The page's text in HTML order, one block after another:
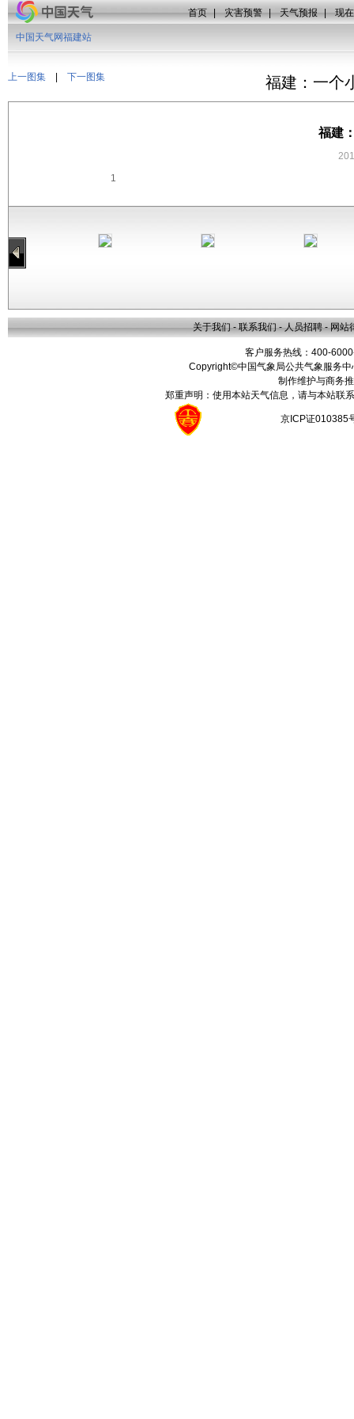
首页 | 灾害预警 | 天气预报 | 现
上一图集 下一图集
中国天气网福建站
福建：一个
福建
1
关于我们 - 联系我们 - 人员招聘 - 网站
客户服务热线：400-
Copyright©中国气象局公共气象服务
制作维护与商务
郑重声明：使用本站天气信息，请与本站联
京ICP证010385